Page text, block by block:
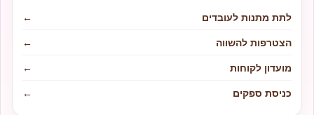
לתת מתנות לעובדים
←
הצטרפות להשווה
←
מועדון לקוחות
←
כניסת ספקים
←